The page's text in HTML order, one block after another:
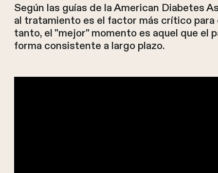
Según las guías de la American Diabetes
al tratamiento es el factor más crítico
tanto, el "mejor" momento es aquel que el
forma consistente a largo plazo.